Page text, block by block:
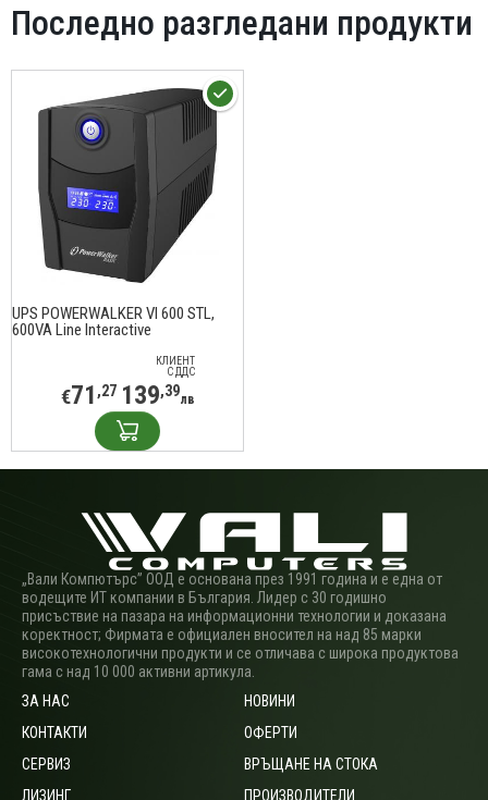
Последно разгледани продукти
UPS POWERWALKER VI 600 STL,
600VA Line Interactive
КЛИЕНТ
С ДДС
€71 ,27 139,39лв
„Вали Компютърс” ООД е основана през 1991 година и е една от
водещите ИТ компании в България. Лидер с 30 годишно
присъствие на пазара на информационни технологии и доказана
коректност; Фирмата е официален вносител на над 85 марки
високотехнологични продукти и се отличава с широка продуктова
гама с над 10 000 активни артикула.
ЗА НАС
КОНТАКТИ
СЕРВИЗ
ЛИЗИНГ
НОВИНИ
ОФЕРТИ
ВРЪЩАНЕ НА СТОКА
ПРОИЗВОДИТЕЛИ